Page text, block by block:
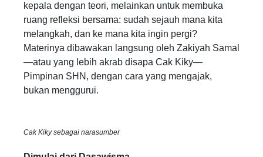
kepala dengan teori, melainkan untuk membuka
ruang refleksi bersama: sudah sejauh mana kita
melangkah, dan ke mana kita ingin pergi?
Materinya dibawakan langsung oleh Zakiyah Samal
—atau yang lebih akrab disapa Cak Kiky—
Pimpinan SHN, dengan cara yang mengajak,
bukan menggurui.
Cak Kiky sebagai narasumber